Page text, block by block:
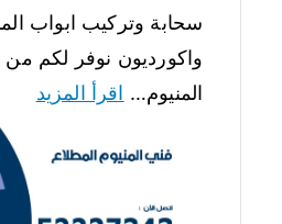
سحابة وتركيب ابواب
واكورديون نوفر لكم
المنيوم… اقرأ المزيد